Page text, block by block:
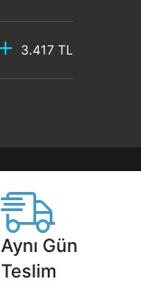
3.417 TL
Aynı Gün
Teslim